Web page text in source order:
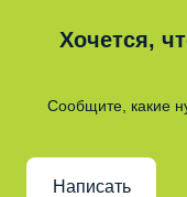
Хочется,
Сообщите, какие
Написать